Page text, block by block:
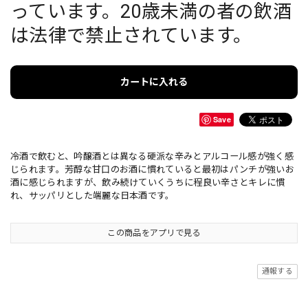
っています。20歳未満の者の飲酒
は法律で禁止されています。
カートに入れる
Save
冷酒で飲むと、吟醸酒とは異なる硬派な辛みとアルコール感が強く感
じられます。芳醇な甘口のお酒に慣れていると最初はパンチが強いお
酒に感じられますが、飲み続けていくうちに程良い辛さとキレに慣
れ、サッパリとした端麗な日本酒です。
この商品をアプリで見る
通報する